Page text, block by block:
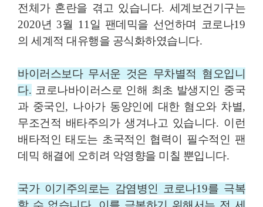
전체가 혼란을 겪고 있습니다. 세계보건기구는
2020년 3월 11 일 팬데믹을 선언하며 코로나19
의 세계적 대유행을 공식화하였습니다.
바이러스보다 무서운 것은 무차별적 혐오입니
다. 코로나바이러스로 인해 최초 발생지인 중국
과 중국인, 나아가 동양인에 대한 혐오와 차별,
무조건적 배타주의가 생겨나고 있습니다. 이런
배타적인 태도는 초국적인 협력이 필수적인 팬
데믹 해결에 오히려 악영향을 미칠 뿐입니다.
국가 이기주의로는 감염병인 코로나19를 극복